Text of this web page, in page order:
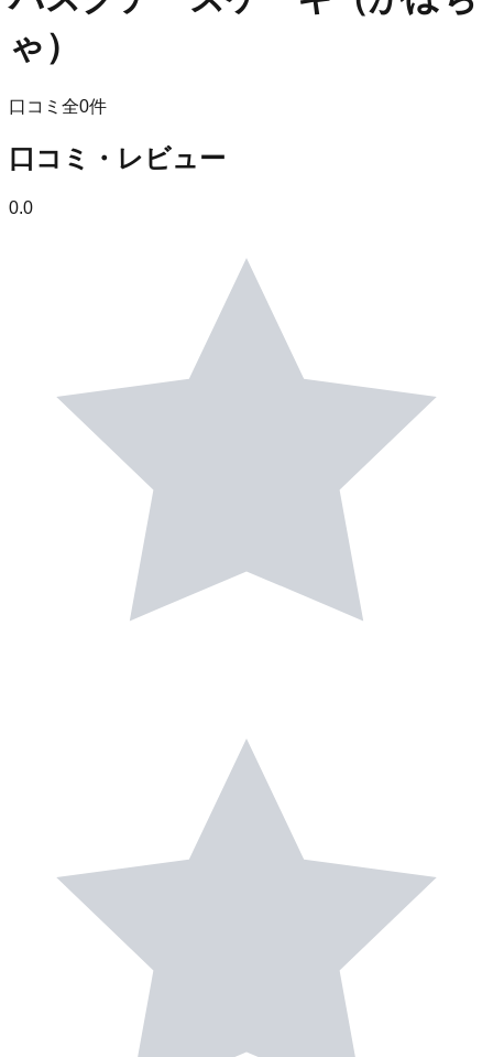
ゃ）
口コミ全0件
口コミ・レビュー
0.0